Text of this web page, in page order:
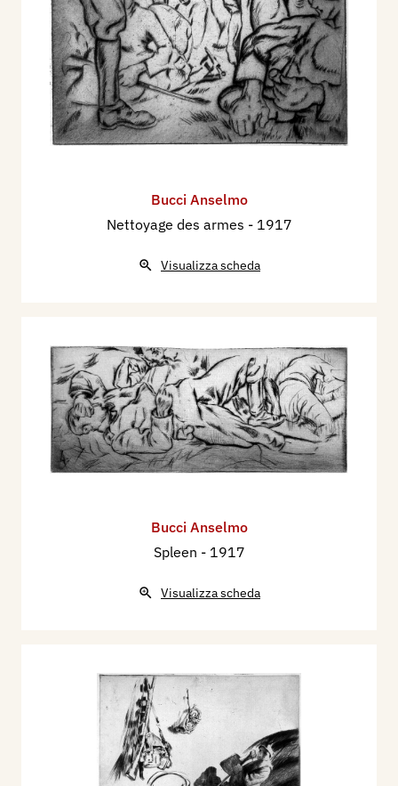
Bucci Anselmo
Nettoyage des armes - 1917
Visualizza scheda
Bucci Anselmo
Spleen - 1917
Visualizza scheda